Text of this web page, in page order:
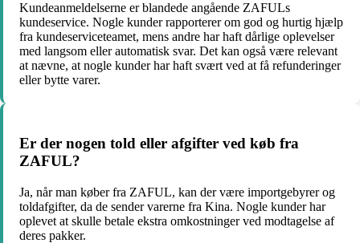
Kundeanmeldelserne er blandede angående ZAFULs
kundeservice. Nogle kunder rapporterer om god og hurtig hjælp
fra kundeserviceteamet, mens andre har haft dårlige oplevelser
med langsom eller automatisk svar. Det kan også være relevant
at nævne, at nogle kunder har haft svært ved at få refunderinger
eller bytte varer.
Er der nogen told eller afgifter ved køb fra
ZAFUL?
Ja, når man køber fra ZAFUL, kan der være importgebyrer og
toldafgifter, da de sender varerne fra Kina. Nogle kunder har
oplevet at skulle betale ekstra omkostninger ved modtagelse af
deres pakker.